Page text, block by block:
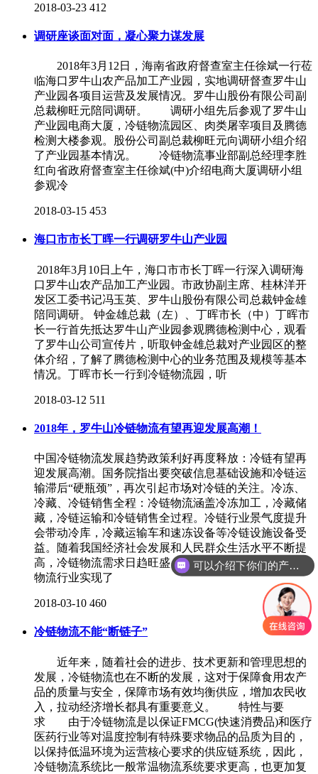
2018-03-23 412
调研座谈面对面，凝心聚力谋发展
2018年3月12日，海南省政府督查室主任徐斌一行莅
临海口罗牛山农产品加工产业园，实地调研督查罗牛山
产业园各项目运营及发展情况。罗牛山股份有限公司副
总裁柳旺元陪同调研。 调研小组先后参观了罗牛山
产业园电商大厦，冷链物流园区、肉类屠宰项目及腾德
检测大楼参观。股份公司副总裁柳旺元向调研小组介绍
了产业园基本情况。 冷链物流事业部副总经理李胜
红向省政府督查室主任徐斌(中)介绍电商大厦调研小组
参观冷
2018-03-15 453
海口市市长丁晖一行调研罗牛山产业园
2018年3月10日上午，海口市市长丁晖一行深入调研海
口罗牛山农产品加工产业园。市政协副主席、桂林洋开
发区工委书记冯玉英、罗牛山股份有限公司总裁钟金雄
陪同调研。 钟金雄总裁（左）、丁晖市长（中）丁晖市
长一行首先抵达罗牛山产业园参观腾德检测中心，观看
了罗牛山公司宣传片，听取钟金雄总裁对产业园区的整
体介绍，了解了腾德检测中心的业务范围及规模等基本
情况。丁晖市长一行到冷链物流园，听
2018-03-12 511
2018年，罗牛山冷链物流有望再迎发展高潮！
中国冷链物流发展趋势政策利好再度释放：冷链有望再
迎发展高潮。国务院指出要突破信息基础设施和冷链运
输滞后“硬瓶颈”，再次引起市场对冷链的关注。冷冻、
冷藏、冷链销售全程：冷链物流涵盖冷冻加工，冷藏储
藏，冷链运输和冷链销售全过程。冷链行业景气度提升
会带动冷库，冷藏运输车和速冻设备等冷链设施设备受
益。随着我国经济社会发展和人民群众生活水平不断提
高，冷链物流需求日趋旺盛，市场规模不断扩大，冷链
物流行业实现了
2018-03-10 460
冷链物流不能“断链子”
近年来，随着社会的进步、技术更新和管理思想的
发展，冷链物流也在不断的发展，这对于保障食用农产
品的质量与安全，保障市场有效均衡供应，增加农民收
入，拉动经济增长都具有重要意义。 特性与要
求 由于冷链物流是以保证FMCG(快速消费品)和医疗
医药行业等对温度控制有特殊要求物品的品质为目的，
以保持低温环境为运营核心要求的供应链系统，因此，
冷链物流系统比一般常温物流系统要求更高，也更加复
可以介绍下你们的产品么